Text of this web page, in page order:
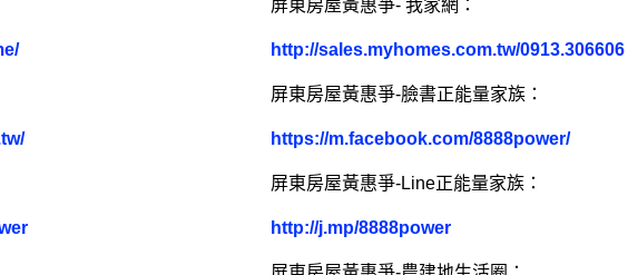
屏東房屋黃惠爭- 我家網：
http://sales.myhomes.com.tw/0913.306606
屏東房屋黃惠爭-臉書正能量家族：
https://m.facebook.com/8888power/
屏東房屋黃惠爭-Line正能量家族：
http://j.mp/8888power